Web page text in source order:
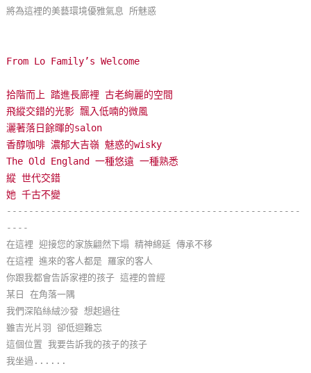
圖
顧
客
服
務
滿
意
度
訂
單
管
將為這裡的美藝環境優雅氣息 所魅惑
From Lo Family’s Welcome
拾階而上 踏進長廊裡 古老絢麗的空間
飛縱交錯的光影 飄入低喃的微風
灑著落日餘暉的salon
香醇咖啡 濃郁大吉嶺 魅惑的wisky
The Old England 一種悠遠 一種熟悉
縱 世代交錯
她 千古不變
-----------------------------------------------------
----
在這裡 迎接您的家族翩然下塌 精神綿延 傳承不移
在這裡 進來的客人都是 羅家的客人
你跟我都會告訴家裡的孩子 這裡的曾經
某日 在角落一隅
我們深陷絲絨沙發 想起過往
雖吉光片羽 卻低迴難忘
這個位置 我要告訴我的孩子的孩子
我坐過......